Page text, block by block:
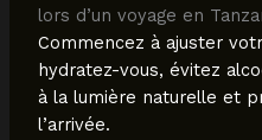
lors d’un voyage en
Commencez à ajuster
hydratez-vous, évitez
à la lumière naturelle et
l’arrivée.